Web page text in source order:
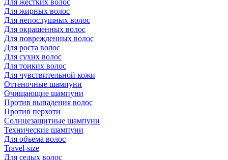
Для жестких волос
Для жирных волос
Для непослушных волос
Для окрашенных волос
Для поврежденных волос
Для роста волос
Для сухих волос
Для тонких волос
Для чувствительной кожи
Оттеночные шампуни
Очищающие шампуни
Против выпадения волос
Против перхоти
Солнцезащитные шампуни
Технические шампуни
Для объема волос
Travel-size
Для седых волос